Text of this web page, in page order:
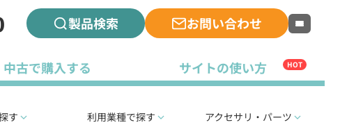
製品検索 お問い合わせ
中古で購入する サイトの使い方 HOT
す 利用業種で探す アクセサリ・パーツ